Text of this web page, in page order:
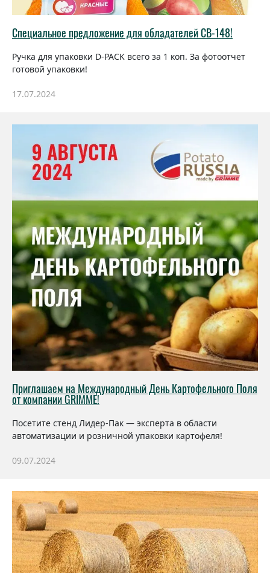
Специальное предложение для обладателей СВ-148!
Ручка для упаковки D-PACK всего за 1 коп. За фотоотчет
готовой упаковки!
17.07.2024
Приглашаем на Международный День Картофельного Поля
от компании GRIMME!
Посетите стенд Лидер-Пак — эксперта в области
автоматизации и розничной упаковки картофеля!
09.07.2024